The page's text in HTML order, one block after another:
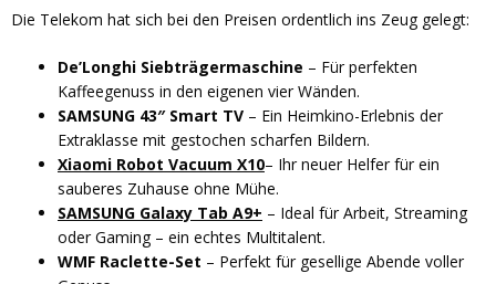
Die Telekom hat sich bei den Preisen ordentlich ins Zeug gelegt:
De’Longhi Siebträgermaschine – Für perfekten
Kaffeegenuss in den eigenen vier Wänden.
SAMSUNG 43″ Smart TV – Ein Heimkino-Erlebnis der
Extraklasse mit gestochen scharfen Bildern.
Xiaomi Robot Vacuum X10– Ihr neuer Helfer für ein
sauberes Zuhause ohne Mühe.
SAMSUNG Galaxy Tab A9+ – Ideal für Arbeit, Streaming
oder Gaming – ein echtes Multitalent.
WMF Raclette-Set – Perfekt für gesellige Abende voller